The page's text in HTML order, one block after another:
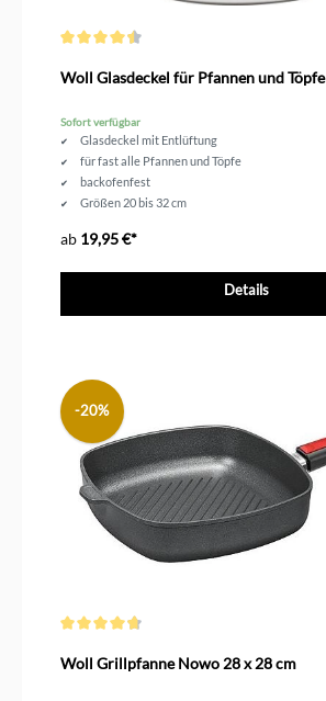
Woll Glasdeckel für Pfannen und Töpfe
Sofort verfügbar
Glasdeckel mit Entlüftung
für fast alle Pfannen und Töpfe
backofenfest
Größen 20 bis 32 cm
ab 19,95 €*
Details
-20%
Woll Grillpfanne Nowo 28 x 28 cm